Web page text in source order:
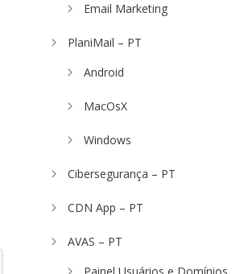
Email Marketing
PlaniMail – PT
Android
MacOsX
Windows
Cibersegurança – PT
CDN App – PT
AVAS – PT